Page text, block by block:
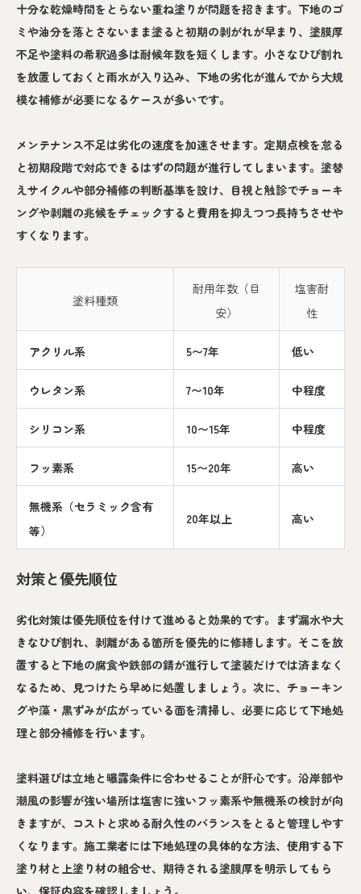
十分な乾燥時間をとらない重ね塗りが問題を招きます。下地のゴ
ミや油分を落とさないまま塗ると初期の剥がれが早まり、塗膜厚
不足や塗料の希釈過多は耐候年数を短くします。小さなひび割れ
を放置しておくと雨水が入り込み、下地の劣化が進んでから大規
模な補修が必要になるケースが多いです。
メンテナンス不足は劣化の速度を加速させます。定期点検を怠る
と初期段階で対応できるはずの問題が進行してしまいます。塗替
えサイクルや部分補修の判断基準を設け、目視と触診でチョーキ
ングや剥離の兆候をチェックすると費用を抑えつつ長持ちさせや
すくなります。
塗料種類
耐用年数（目
安）
塩害耐
性
アクリル系 5〜7年 低い
ウレタン系 7〜10年 中程度
シリコン系 10〜15年 中程度
フッ素系 15〜20年 高い
無機系（セラミック含有
等）
20年以上 高い
対策と優先順位
劣化対策は優先順位を付けて進めると効果的です。まず漏水や大
きなひび割れ、剥離がある箇所を優先的に修繕します。そこを放
置すると下地の腐食や鉄部の錆が進行して塗装だけでは済まなく
なるため、見つけたら早めに処置しましょう。次に、チョーキン
グや藻・黒ずみが広がっている面を清掃し、必要に応じて下地処
理と部分補修を行います。
塗料選びは立地と曝露条件に合わせることが肝心です。沿岸部や
潮風の影響が強い場所は塩害に強いフッ素系や無機系の検討が向
きますが、コストと求める耐久性のバランスをとると管理しやす
くなります。施工業者には下地処理の具体的な方法、使用する下
塗り材と上塗り材の組合せ、期待される塗膜厚を明示してもら